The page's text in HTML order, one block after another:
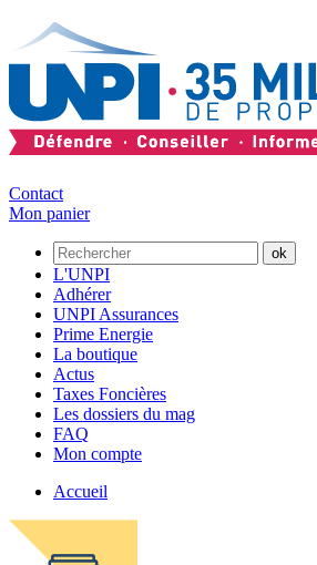
Contact
Mon panier
L'UNPI
Adhérer
UNPI Assurances
Prime Energie
La boutique
Actus
Taxes Foncières
Les dossiers du mag
FAQ
Mon compte
Accueil